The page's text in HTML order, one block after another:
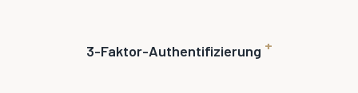
3-Faktor-Authentifizierung +